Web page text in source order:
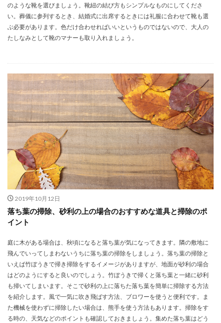
のような靴を選びましょう。靴紐の結び方もシンプルなものにしてくださ
い。葬儀に参列するとき、結婚式に出席するときには礼服に合わせて靴も選
ぶ必要があります。色だけ合わせればいいというものではないので、大人の
たしなみとして靴のマナーも取り入れましょう。
2019年10月12日
落ち葉の掃除、砂利の上の場合のおすすめな道具と掃除のポ
イント
庭に木がある場合は、秋頃になると落ち葉が気になってきます。隣の敷地に
飛んでいってしまわないうちに落ち葉の掃除をしましょう。落ち葉の掃除と
いえば竹ぼうきで掃き掃除をするイメージがありますが、地面が砂利の場合
はどのようにすると良いのでしょう。竹ぼうきで掃くと落ち葉と一緒に砂利
も掃いてしまいます。そこで砂利の上に落ちた落ち葉を簡単に掃除する方法
を紹介します。風で一気に吹き飛ばす方法、ブロワーを使うと便利です。ま
た機械を使わずに掃除したい場合は、熊手を使う方法もあります。掃除をす
る時の、天気などのポイントも確認しておきましょう。集めた落ち葉はどう